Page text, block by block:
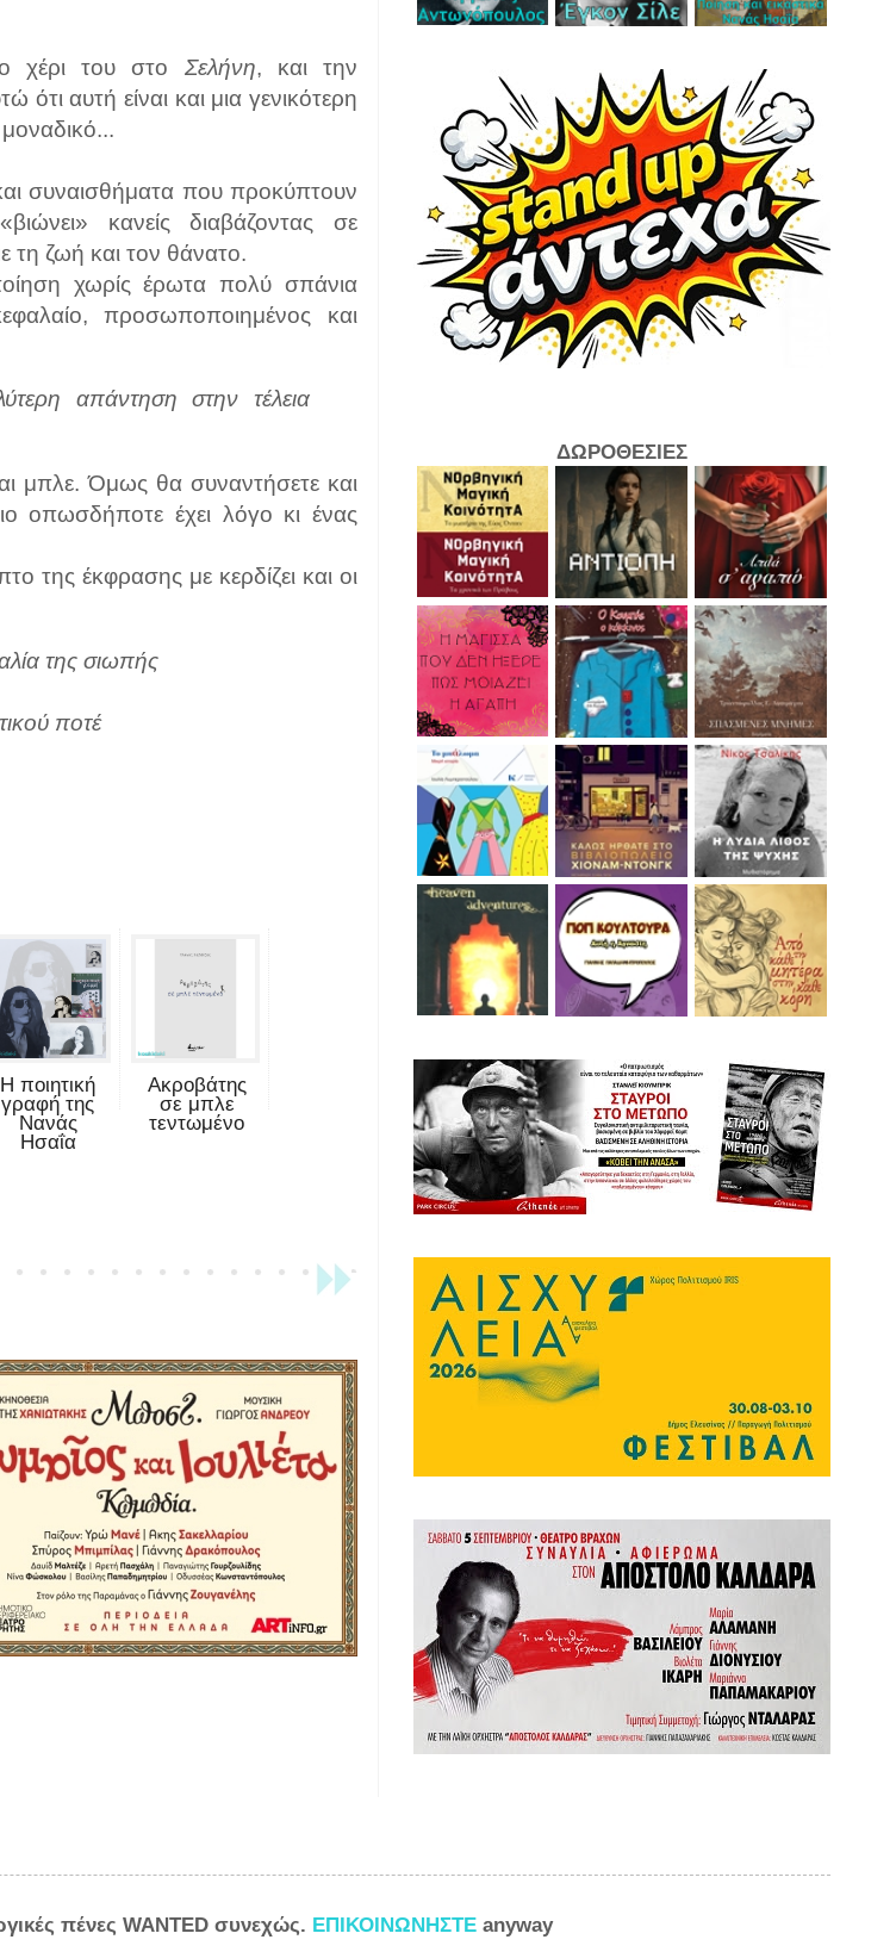
χέρι του στο Σελήνη, και την
αυτή είναι και μια γενικότερη
συναισθήματα που προκύπτουν
κανείς διαβάζοντας σε
τη ζωή και τον θάνατο.
χωρίς έρωτα πολύ σπάνια
προσωποποιημένος και
απάντηση στην τέλεια
μπλε. Όμως θα συναντήσετε και
οπωσδήποτε έχει λόγο κι ένας
της έκφρασης με κερδίζει και οι
της σιωπής
ποτέ
Η ποιητική
γραφή της
Νανάς
Ησαΐα
Ακροβάτης
σε μπλε
τεντωμένο
ΔΩΡΟΘΕΣΙΕΣ
πένες WANTED συνεχώς. ΕΠΙΚΟΙΝΩΝΗΣΤΕ anyway